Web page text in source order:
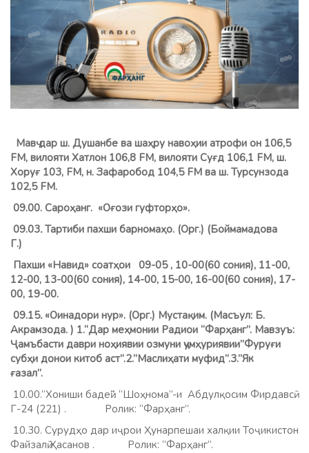
Мавҷ дар ш. Душанбе ва шаҳру навоҳии атрофи он 106,5
FM, вилояти Хатлон 106,8 FМ, вилояти Суғд 106,1 FM, ш.
Хоруғ 103, FM, н. Зафаробод 104,5 FM ва ш. Турсунзода
102,5 FM.
09.00. Сароҳанг. «Оғози гуфторҳо».
09.03.Тартиби пахши барномаҳо. (Орг.) (Боймамадова
Г.)
Пахши «Навид» соатҳои 09-05 , 10-00(60 сония), 11-00,
12-00, 13-00(60 сония), 14-00, 15-00, 16-00(60 сония), 17-
00, 19-00.
09.15. «Оинадори нур». (Орг.) Мустақим. (Масъул: Б.
Акрамзода. ) 1.“Дар меҳмонии Радиои “Фарҳанг”. Мавзуъ:
Ҷамъбасти даври ноҳиявии озмуни ҷумҳуриявии”Фуруғи
субҳи донои китоб аст”.2.”Маслиҳати муфид”.3.”Як
ғазал”.
10.00.“Хониши бадеӣ”. “Шоҳнома”-и Абдулқосим Фирдавсӣ.
Г-24 (221) .
Ролик: “Фарҳанг”.
10.30. Сурудҳо дар иҷрои Ҳунарпешаи халқии Тоҷикистон
Файзалӣ Ҳасанов . Ролик: “Фарҳанг”.